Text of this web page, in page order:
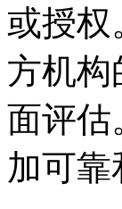
或授权
方机构
面评估
加可靠